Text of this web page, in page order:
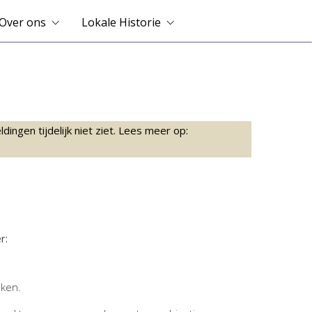
ons Lokale Historie
tijdelijk niet ziet. Lees meer op: